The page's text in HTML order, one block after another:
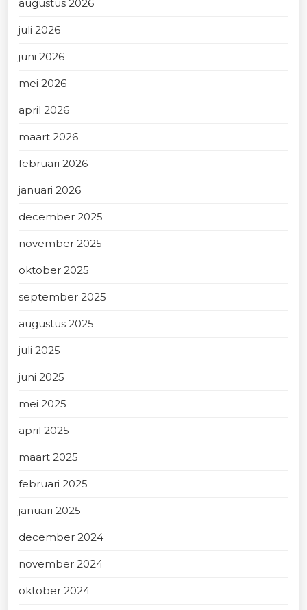
augustus 2026
juli 2026
juni 2026
mei 2026
april 2026
maart 2026
februari 2026
januari 2026
december 2025
november 2025
oktober 2025
september 2025
augustus 2025
juli 2025
juni 2025
mei 2025
april 2025
maart 2025
februari 2025
januari 2025
december 2024
november 2024
oktober 2024